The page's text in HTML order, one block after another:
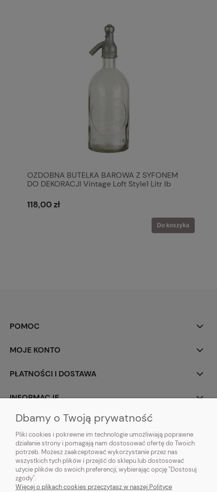
OZDOBNA BUTELKA BAROWA Z SYFONEM
DO DEKORACJI Vintage Loft Style1 Litr Ib
118,00 zł
Do koszyka
POMOC
MOJE KONTO
PŁATNOŚCI I DOSTAWA
INFORMACJE
O NAS
Vintagedeco.pl - sklep internetowy - meble i artykuły dekoracyjne do domu
i ogrodu w stylu vintage, skandynawskim, prowansalskim, boho, shabby
chic, industrialnym i loft.
Dbamy o Twoją prywatność
Pliki cookies i pokrewne im technologie umożliwiają poprawne
działanie strony i pomagają nam dostosować ofertę do Twoich
potrzeb. Możesz zaakceptować wykorzystanie przez nas
wszystkich tych plików i przejść do sklepu lub dostosować
użycie plików do swoich preferencji, wybierając opcję "Dostosuj
zgody".
Więcej o plikach cookies przeczytasz w naszej Polityce